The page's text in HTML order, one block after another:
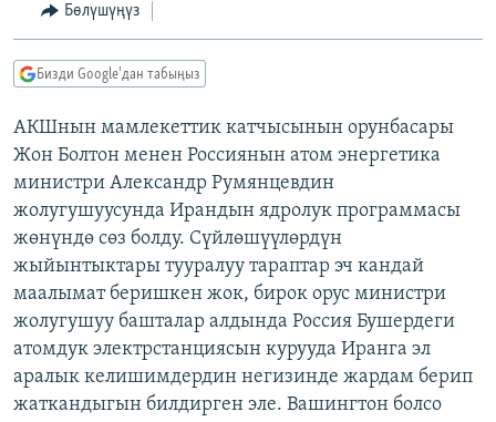
БҮГҮН АЗАТТЫКТА
ДАНИСТЕ
ЭЖЕ-СИҢДИЛЕР
АЗАТТЫК+
ЫҢГАЙСЫЗ СУРООЛОР
ПОДКАСТ
ОНЛАЙН ШЕРИНЕ
ЭЕ/АРнун бардык сайттары
Бөлүшүңүз
Бизди Google'дан табыңыз
АКШнын мамлекеттик катчысынын орунбасары
Жон Болтон менен Россиянын атом энергетика
министри Александр Румянцевдин
жолугушуусунда Ирандын ядролук программасы
жөнүндө сөз болду. Сүйлөшүүлөрдүн
жыйынтыктары тууралуу тараптар эч кандай
маалымат беришкен жок, бирок орус министри
жолугушуу башталар алдында Россия Бушердеги
атомдук электрстанциясын курууда Иранга эл
аралык келишимдердин негизинде жардам берип
жаткандыгын билдирген эле. Вашингтон болсо